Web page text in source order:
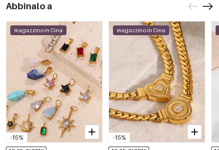
Abbinalo a
-15%
magazzino in Cina
-15%
magazzino in Cina